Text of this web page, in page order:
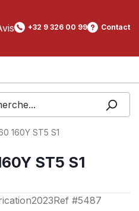
+32 9 326 00 99 Contact
160Y ST5 S1
ST5 S1
2023Ref #5487